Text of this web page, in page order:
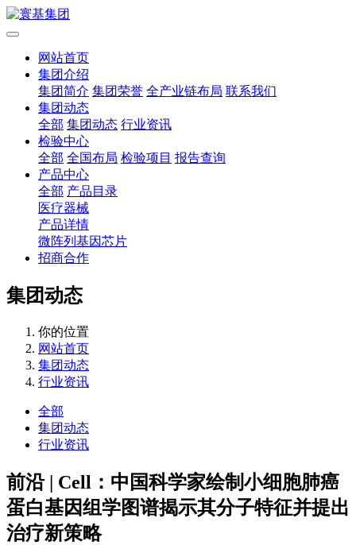
网站首页
集团介绍
集团简介 集团荣誉 全产业链布局 联系我们
集团动态
全部 集团动态 行业资讯
检验中心
全部 全国布局 检验项目 报告查询
产品中心
全部 产品目录
医疗器械
产品详情
微阵列基因芯片
招商合作
集团动态
你的位置
网站首页
集团动态
行业资讯
全部
集团动态
行业资讯
前沿 | Cell：中国科学家绘制小细胞肺癌
蛋白基因组学图谱揭示其分子特征并提出
治疗新策略